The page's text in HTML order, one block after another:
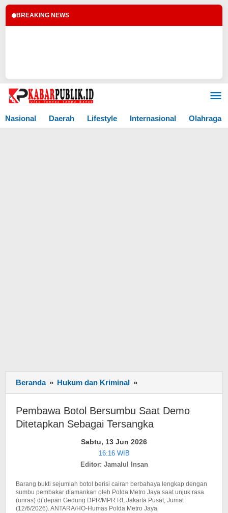
BREAKING NEWS
Lewati
Nasional
Daerah Lifestyle Internasional Olahraga
Beranda » Hukum dan Kriminal »
Botol
Saat
Demo
Ditetapkan
Pembawa Botol Bersumbu Saat Demo
Ditetapkan Sebagai Tersangka
Sabtu, 13 Jun 2026
16:16 WIB
Editor: Jamalul Insan
Barang bukti sejumlah botol berisi cairan berbahaya lengkap dengan
sumbu pembakar diamankan oleh Polda Metro Jaya saat unjuk rasa
(unras) di depan Gedung DPR/MPR RI, Jakarta Pusat, Jumat
(12/6/2026). ANTARA/HO-Humas Polda Metro Jaya